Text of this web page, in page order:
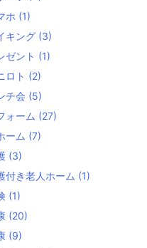
ホ (1)
キング (3)
ゼント (1)
ロト (2)
チ会 (5)
ォーム (27)
ーム (7)
(3)
付き老人ホーム (1)
(1)
(20)
(9)